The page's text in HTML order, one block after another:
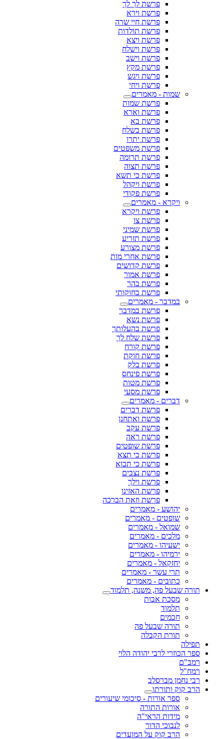
פרשת לך לך
פרשת וירא
פרשת חיי שרה
פרשת תולדות
פרשת ויצא
פרשת וישלח
פרשת וישב
פרשת מקץ
פרשת ויגש
פרשת ויחי
שמות - מאמרים
פרשת שמות
פרשת וארא
פרשת בא
פרשת בשלח
פרשת יתרו
פרשת משפטים
פרשת תרומה
פרשת תצוה
פרשת כי תשא
פרשת ויקהל
פרשת פקודי
ויקרא - מאמרים
פרשת ויקרא
פרשת צו
פרשת שמיני
פרשת תזריע
פרשת מצורע
פרשת אחרי מות
פרשת קדושים
פרשת אמור
פרשת בהר
פרשת בחוקותי
במדבר - מאמרים
פרשת במדבר
פרשת נשא
פרשת בהעלותך
פרשת שלח לך
פרשת קורח
פרשת חוקת
פרשת בלק
פרשת פינחס
פרשת מטות
פרשת מסעי
דברים - מאמרים
פרשת דברים
פרשת ואתחנן
פרשת עקב
פרשת ראה
פרשת שופטים
פרשת כי תצא
פרשת כי תבוא
פרשת נצבים
פרשת וילך
פרשת האזינו
פרשת וזאת הברכה
יהושע - מאמרים
שופטים - מאמרים
שמואל - מאמרים
מלכים - מאמרים
ישעיהו - מאמרים
ירמיהו - מאמרים
יחזקאל - מאמרים
תרי עשר - מאמרים
כתובים - מאמרים
תורה שבעל פה, משנה, תלמוד
מסכת אבות
תלמוד
חכמים
תורה שבעל פה
תורת הקבלה
תפילה
ספר הכוזרי לרבי יהודה הלוי
רמב"ם
רמח"ל
רבי נחמן מברסלב
הרב קוק ותורתו
ספר אורות - סיכומי שיעורים
אורות התורה
מידות הראי"ה
לנבוכי הדור
הרב קוק על המועדים